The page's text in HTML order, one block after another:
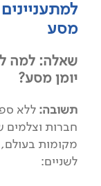
מסע
שאלה: למה
יומן מסע?
תשובה: ללא
חברות וצלמים
מקומות
לשניים: